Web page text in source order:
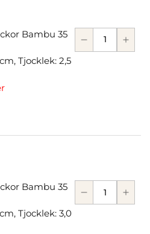
Bambu 35
Tjocklek: 2,5
Bambu 35
Tjocklek: 3,0